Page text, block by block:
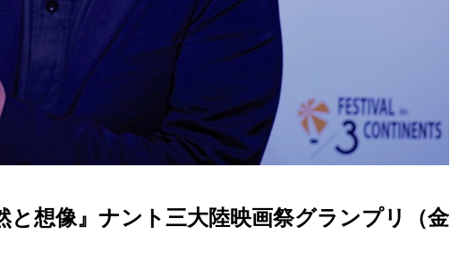
と想像』ナント三大陸映画祭グランプリ（金